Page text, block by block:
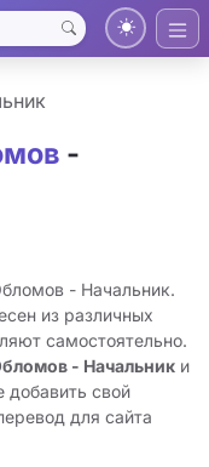
-
- Начальник.
из различных
самостоятельно.
- Начальник и
добавить свой
для сайта